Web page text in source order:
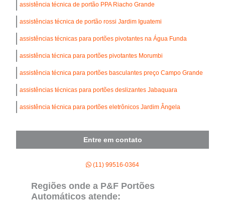
assistência técnica de portão PPA Riacho Grande
assistências técnica de portão rossi Jardim Iguatemi
assistências técnicas para portões pivotantes na Água Funda
assistência técnica para portões pivotantes Morumbi
assistência técnica para portões basculantes preço Campo Grande
assistências técnicas para portões deslizantes Jabaquara
assistência técnica para portões eletrônicos Jardim Ângela
Entre em contato
(11) 99516-0364
Regiões onde a P&F Portões
Automáticos atende: